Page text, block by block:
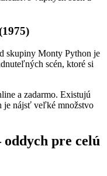
skupiny Monty Python je
scén, ktoré si
a zadarmo. Existujú
je nájsť veľké množstvo
pre celú